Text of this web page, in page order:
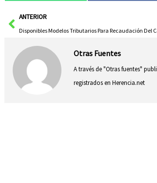
AntANTERIOR
Otras Fuentes
A través de "Otras fuentes"
registrados en Herencia.net